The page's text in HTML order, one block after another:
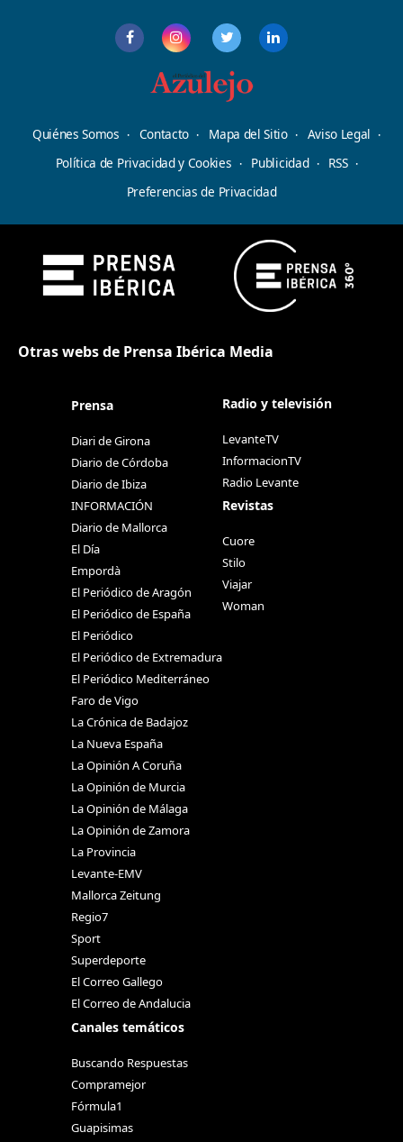
Quiénes Somos Contacto Mapa del Sitio
Aviso Legal
Política de Privacidad y Cookies
Publicidad
RSS
Preferencias de Privacidad
Otras webs de Prensa Ibérica Media
Prensa
Diari de Girona
Diario de Córdoba
Diario de Ibiza
INFORMACIÓN
Diario de Mallorca
El Día
Empordà
El Periódico de Aragón
El Periódico de España
El Periódico
El Periódico de Extremadura
El Periódico Mediterráneo
Faro de Vigo
La Crónica de Badajoz
La Nueva España
La Opinión A Coruña
La Opinión de Murcia
La Opinión de Málaga
La Opinión de Zamora
La Provincia
Levante-EMV
Mallorca Zeitung
Regio7
Sport
Superdeporte
El Correo Gallego
El Correo de Andalucia
Canales temáticos
Buscando Respuestas
Compramejor
Fórmula1
Guapisimas
Radio y televisión
LevanteTV
InformacionTV
Radio Levante
Revistas
Cuore
Stilo
Viajar
Woman